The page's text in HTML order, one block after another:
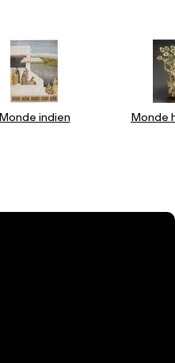
Monde indien Monde